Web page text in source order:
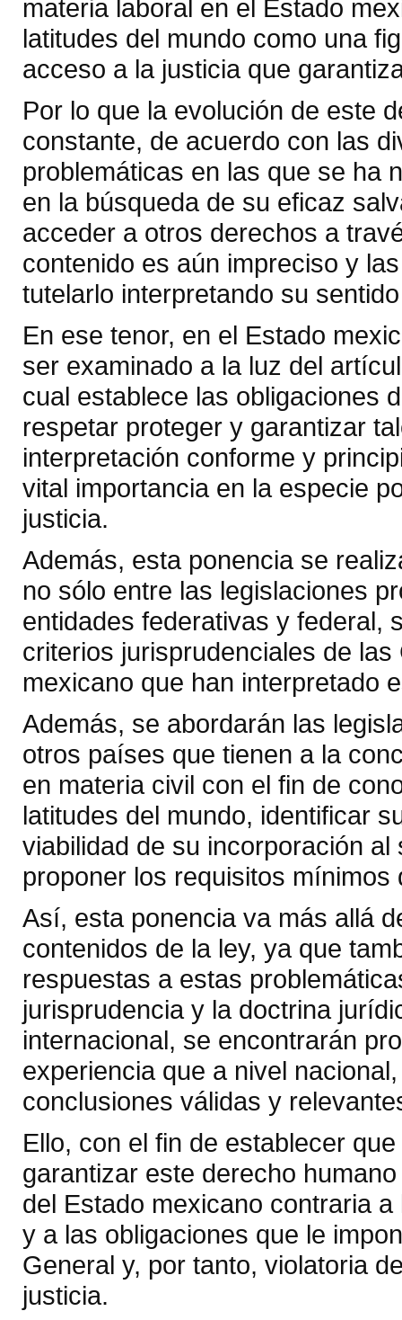
materia laboral en el Estado
latitudes del mundo como una
acceso a la justicia que
Por lo que la evolución de este
constante, de acuerdo con las
problemáticas en las que se ha
en la búsqueda de su eficaz
acceder a otros derechos a
contenido es aún impreciso y
tutelarlo interpretando su
En ese tenor, en el Estado
ser examinado a la luz del
cual establece las obligaciones
respetar proteger y garantizar
interpretación conforme y
vital importancia en la especie
justicia.
Además, esta ponencia se
no sólo entre las legislaciones
entidades federativas y federal,
criterios jurisprudenciales de
mexicano que han interpretado
Además, se abordarán las
otros países que tienen a la
en materia civil con el fin de
latitudes del mundo, identificar
viabilidad de su incorporación
proponer los requisitos mínimos
Así, esta ponencia va más allá
contenidos de la ley, ya que
respuestas a estas
jurisprudencia y la doctrina
internacional, se encontrarán
experiencia que a nivel
conclusiones válidas y
Ello, con el fin de establecer
garantizar este derecho
del Estado mexicano contraria
y a las obligaciones que le
General y, por tanto, violatoria
justicia.